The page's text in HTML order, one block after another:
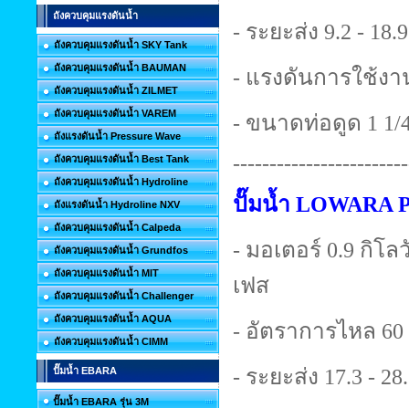
ถังควบคุมแรงดันน้ำ
ถังควบคุมแรงดันน้ำ SKY Tank
ถังควบคุมแรงดันน้ำ BAUMAN
ถังควบคุมแรงดันน้ำ ZILMET
ถังควบคุมแรงดันน้ำ VAREM
ถังแรงดันน้ำ Pressure Wave
ถังควบคุมแรงดันน้ำ Best Tank
ถังควบคุมแรงดันน้ำ Hydroline
ถังแรงดันน้ำ Hydroline NXV
ถังควบคุมแรงดันน้ำ Calpeda
ถังควบคุมแรงดันน้ำ Grundfos
ถังควบคุมแรงดันน้ำ MIT
ถังควบคุมแรงดันน้ำ Challenger
ถังควบคุมแรงดันน้ำ AQUA
ถังควบคุมแรงดันน้ำ CIMM
ปั๊มน้ำ EBARA
ปั๊มน้ำ EBARA รุ่น 3M
- ระยะส่ง 9.2 -
- แรงดันการใช้งา
- ขนาดท่อดูด 1 1/
ปั๊มน้ำ LOWARA
- มอเตอร์ 0.9 กิโล
เฟส
- อัตราการไหล
- ระยะส่ง 17.3 -